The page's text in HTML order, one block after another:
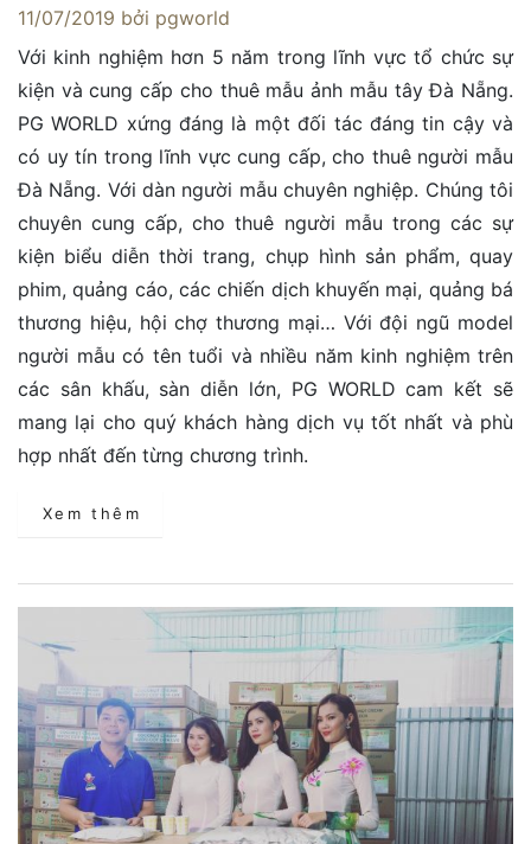
11/07/2019 bởi pgworld
Với kinh nghiệm hơn 5 năm trong lĩnh vực tổ chức sự
kiện và cung cấp cho thuê mẫu ảnh mẫu tây Đà Nẵng.
PG WORLD xứng đáng là một đối tác đáng tin cậy và
có uy tín trong lĩnh vực cung cấp, cho thuê người mẫu
Đà Nẵng. Với dàn người mẫu chuyên nghiệp. Chúng tôi
chuyên cung cấp, cho thuê người mẫu trong các sự
kiện biểu diễn thời trang, chụp hình sản phẩm, quay
phim, quảng cáo, các chiến dịch khuyến mại, quảng bá
thương hiệu, hội chợ thương mại… Với đội ngũ model
người mẫu có tên tuổi và nhiều năm kinh nghiệm trên
các sân khấu, sàn diễn lớn, PG WORLD cam kết sẽ
mang lại cho quý khách hàng dịch vụ tốt nhất và phù
hợp nhất đến từng chương trình.
Xem thêm